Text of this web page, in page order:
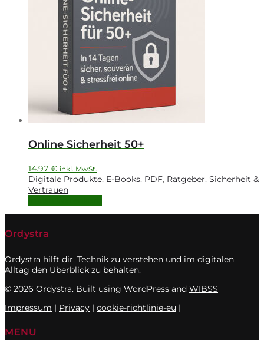
Online Sicherheit 50+
14.97 € inkl. MwSt.
Digitale Produkte, E-Books, PDF, Ratgeber, Sicherheit &
Vertrauen
Ordystra
Ordystra hilft dir, Technik zu verstehen und im digitalen
Alltag den Überblick zu behalten.
© 2026 Ordystra. Built using WordPress and WIBSS
Impressum | Privacy | cookie-richtlinie-eu |
MENU